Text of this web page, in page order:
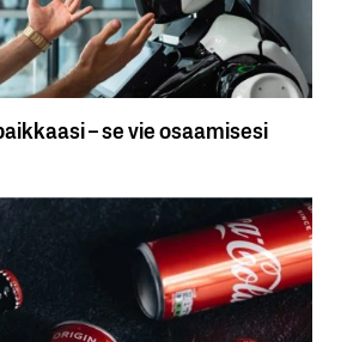
– se vie osaamisesi